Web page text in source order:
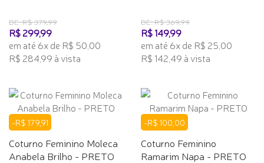
DE: R$ 379,99
R$ 299,99
em até 6x de R$ 50,00
R$ 284,99 à vista
DE: R$ 369,99
R$ 149,99
em até 6x de R$ 25,00
R$ 142,49 à vista
-R$ 179,91
Coturno Feminino Moleca
Anabela Brilho - PRETO
-R$ 100,00
Coturno Feminino
Ramarim Napa - PRETO